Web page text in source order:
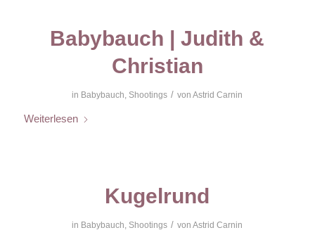
Babybauch | Judith &
Christian
in Babybauch, Shootings / vonAstrid Carnin
Weiterlesen
Kugelrund
in Babybauch, Shootings / vonAstrid Carnin